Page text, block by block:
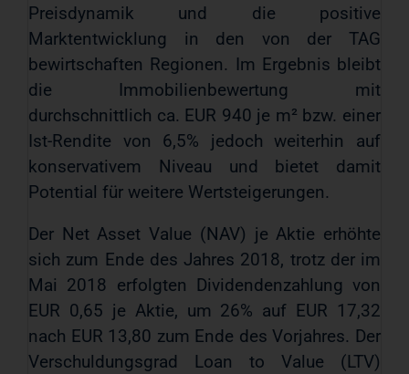
Preisdynamik und die positive
Marktentwicklung in den von der TAG
bewirtschaften Regionen. Im Ergebnis bleibt
die Immobilienbewertung mit
durchschnittlich ca. EUR 940 je m² bzw. einer
Ist-Rendite von 6,5% jedoch weiterhin auf
konservativem Niveau und bietet damit
Potential für weitere Wertsteigerungen.
Der Net Asset Value (NAV) je Aktie erhöhte
sich zum Ende des Jahres 2018, trotz der im
Mai 2018 erfolgten Dividendenzahlung von
EUR 0,65 je Aktie, um 26% auf EUR 17,32
nach EUR 13,80 zum Ende des Vorjahres. Der
Verschuldungsgrad Loan to Value (LTV)